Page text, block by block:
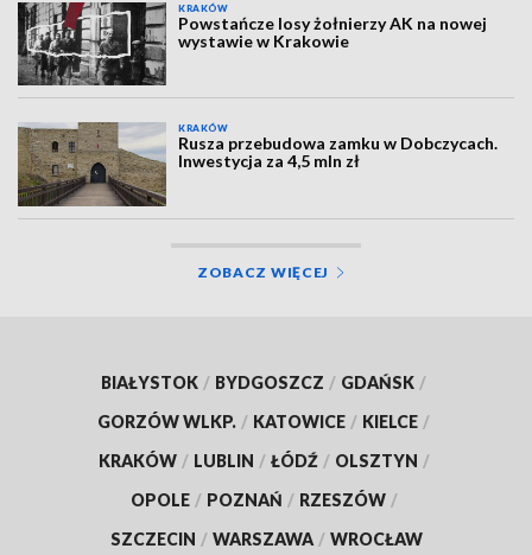
KRAKÓW
Powstańcze losy żołnierzy AK na nowej
wystawie w Krakowie
KRAKÓW
Rusza przebudowa zamku w Dobczycach.
Inwestycja za 4,5 mln zł
ZOBACZ WIĘCEJ
BIAŁYSTOK / BYDGOSZCZ / GDAŃSK /
GORZÓW WLKP. / KATOWICE / KIELCE /
KRAKÓW / LUBLIN / ŁÓDŹ / OLSZTYN /
OPOLE / POZNAŃ / RZESZÓW /
SZCZECIN / WARSZAWA / WROCŁAW